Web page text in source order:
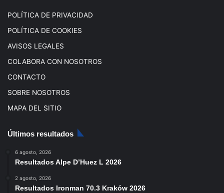
POLÍTICA DE PRIVACIDAD
POLÍTICA DE COOKIES
AVISOS LEGALES
COLABORA CON NOSOTROS
CONTACTO
SOBRE NOSOTROS
MAPA DEL SITIO
Últimos resultados
6 agosto, 2026
Resultados Alpe D’Huez L 2026
2 agosto, 2026
Resultados Ironman 70.3 Kraków 2026